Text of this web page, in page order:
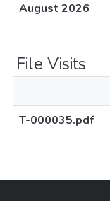
August 2026
File Visits
T-000035.pdf